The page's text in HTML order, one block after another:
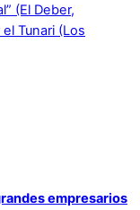
(El Deber,
Tunari (Los
empresarios